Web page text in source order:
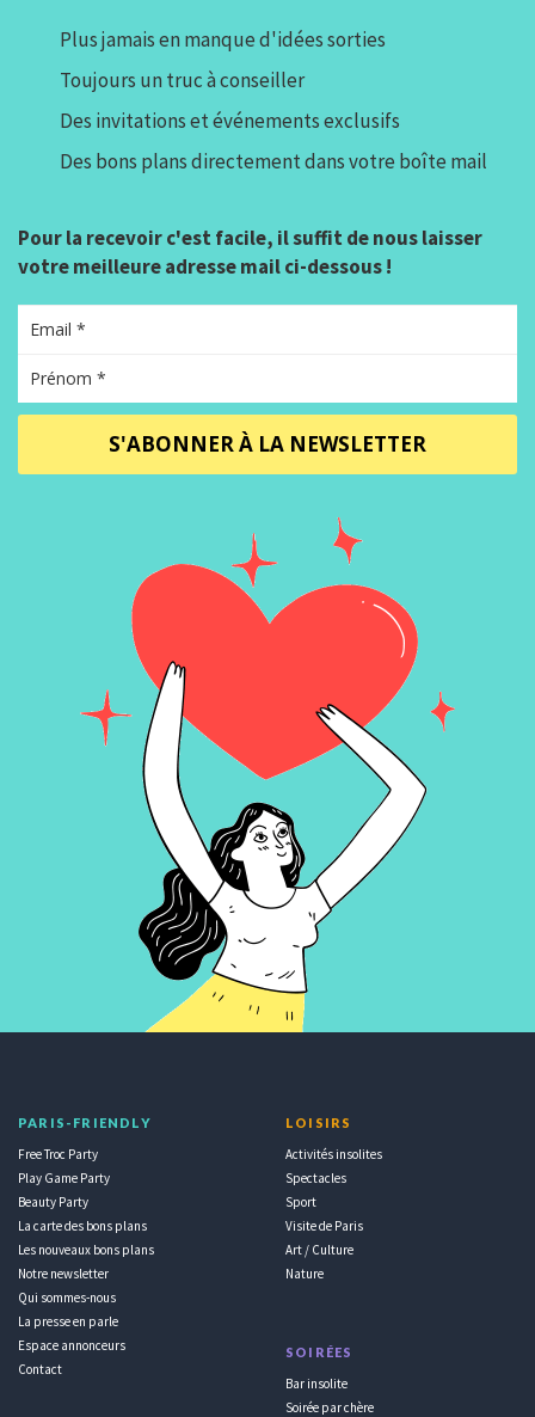
Plus jamais en manque d'idées sorties
Toujours un truc à conseiller
Des invitations et événements exclusifs
Des bons plans directement dans votre boîte mail
Pour la recevoir c'est facile, il suffit de nous laisser
votre meilleure adresse mail ci-dessous !
S'ABONNER À LA NEWSLETTER
PARIS-FRIENDLY
Free Troc Party
Play Game Party
Beauty Party
La carte des bons plans
Les nouveaux bons plans
Notre newsletter
Qui sommes-nous
La presse en parle
Espace annonceurs
Contact
LOISIRS
Activités insolites
Spectacles
Sport
Visite de Paris
Art / Culture
Nature
SOIRÉES
Bar insolite
Soirée par chère